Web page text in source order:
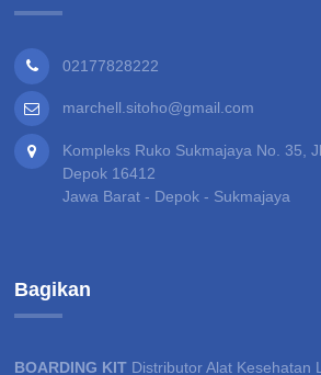
02177828222
marchell.sitoho@gmail.com
Kompleks Ruko Sukmajaya No. 35,
Depok 16412
Jawa Barat - Depok - Sukmajaya
Bagikan
BOARDING KIT Distributor Alat Kesehatan